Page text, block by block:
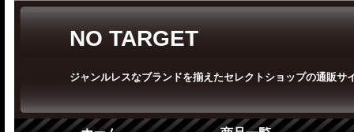
NO TARGET
ジャンルレスなブランドを揃えたセレクトショップの通販サ